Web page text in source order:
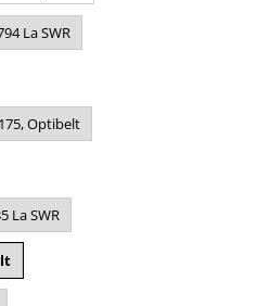
La SWR
Optibelt
La SWR